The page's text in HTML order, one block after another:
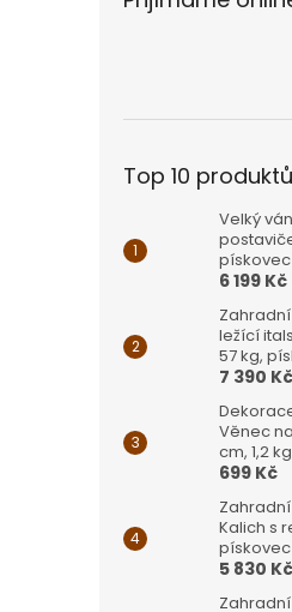
Top 10 produktů
Velký
pískovec
6 199 Kč
ležící
57 kg,
7 390 Kč
Věnec
cm, 1,2
699 Kč
Kalich s
pískovec
5 830 Kč